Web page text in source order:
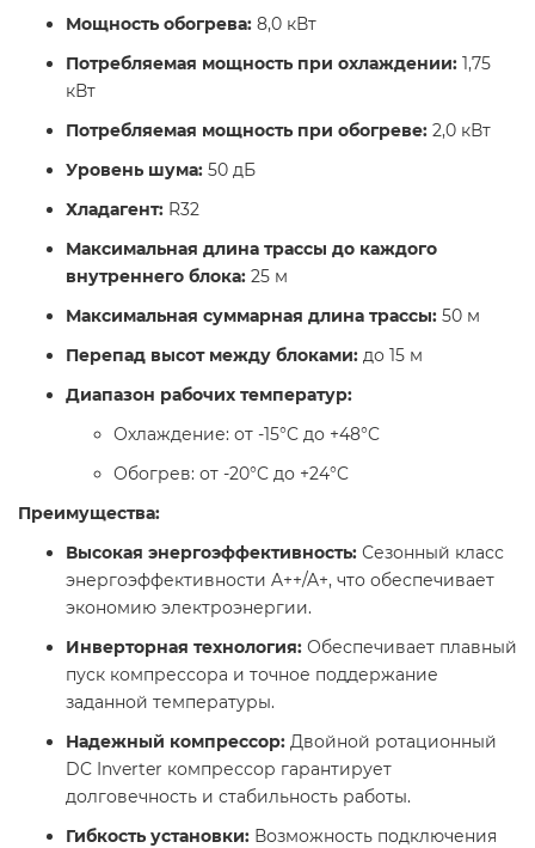
Мощность обогрева: 8,0 кВт​
Потребляемая мощность при охлаждении: 1,75
кВт​
Потребляемая мощность при обогреве: 2,0 кВт​
Уровень шума: 50 дБ​
Хладагент: R32​
Максимальная длина трассы до каждого
внутреннего блока: 25 м​
Максимальная суммарная длина трассы: 50 м​
Перепад высот между блоками: до 15 м​
Диапазон рабочих температур:
Охлаждение: от -15°C до +48°C​
Обогрев: от -20°C до +24°C​
Преимущества:
Высокая энергоэффективность: Сезонный класс
энергоэффективности A++/A+, что обеспечивает
экономию электроэнергии. ​
Инверторная технология: Обеспечивает плавный
пуск компрессора и точное поддержание
заданной температуры.​
Надежный компрессор: Двойной ротационный
DC Inverter компрессор гарантирует
долговечность и стабильность работы.​
Гибкость установки: Возможность подключения